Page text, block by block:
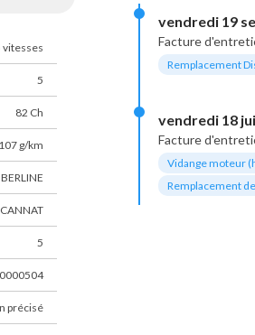
vitesses
5
82 Ch
107 g/km
BERLINE
5
précisé
vendredi 19
Facture
Remplacement
vendredi 18
Facture
Vidange moteur
Remplacement